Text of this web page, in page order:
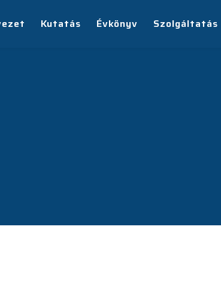
Kutatás Évkönyv Szolgáltatás